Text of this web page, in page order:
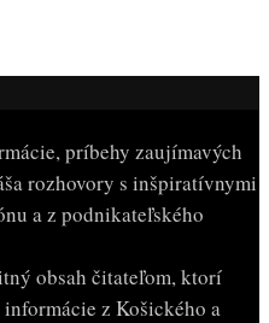
príbehy zaujímavých
rozhovory s inšpiratívnymi
a z podnikateľského
obsah čitateľom, ktorí
z Košického a